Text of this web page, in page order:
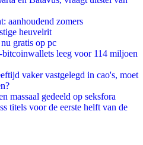
aanhoudend zomers
heuvelrit
gratis op pc
leeg voor 114 miljoen
vaker vastgelegd in cao's, moet
massaal gedeeld op seksfora
titels voor de eerste helft van de